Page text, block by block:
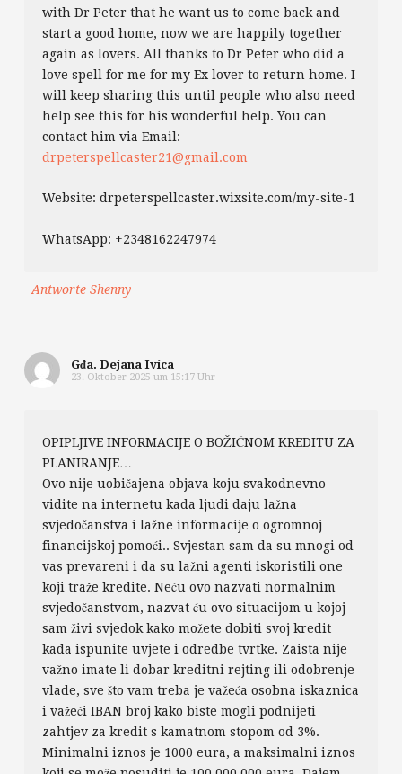
with Dr Peter that he want us to come back and
start a good home, now we are happily together
again as lovers. All thanks to Dr Peter who did a
love spell for me for my Ex lover to return home. I
will keep sharing this until people who also need
help see this for his wonderful help. You can
contact him via Email:
drpeterspellcaster21@gmail.com
Website: drpeterspellcaster.wixsite.com/my-site-1
WhatsApp: +2348162247974
Antworte Shenny
Gđa. Dejana Ivica
23. Oktober 2025 um 15:17 Uhr
OPIPLJIVE INFORMACIJE O BOŽIĆNOM KREDITU ZA
PLANIRANJE…
Ovo nije uobičajena objava koju svakodnevno
vidite na internetu kada ljudi daju lažna
svjedočanstva i lažne informacije o ogromnoj
financijskoj pomoći.. Svjestan sam da su mnogi od
vas prevareni i da su lažni agenti iskoristili one
koji traže kredite. Neću ovo nazvati normalnim
svjedočanstvom, nazvat ću ovo situacijom u kojoj
sam živi svjedok kako možete dobiti svoj kredit
kada ispunite uvjete i odredbe tvrtke. Zaista nije
važno imate li dobar kreditni rejting ili odobrenje
vlade, sve što vam treba je važeća osobna iskaznica
i važeći IBAN broj kako biste mogli podnijeti
zahtjev za kredit s kamatnom stopom od 3%.
Minimalni iznos je 1000 eura, a maksimalni iznos